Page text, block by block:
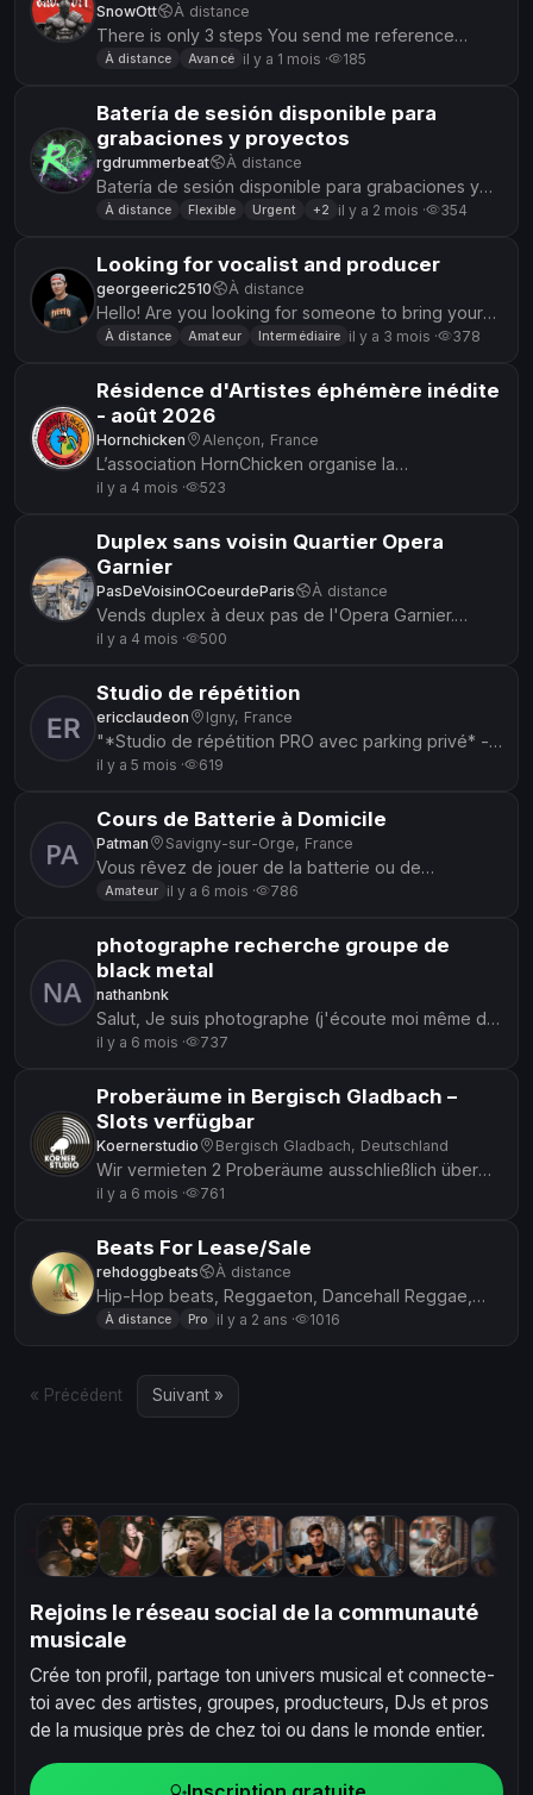
SnowOtt À distance
There is only 3 steps You send me reference
music(s) you describe me what you want me to do
À distance Avancé il y a 1 mois · 185
Batería de sesión disponible para
grabaciones y proyectos
rgdrummerbeat À distance
Batería de sesión disponible para grabaciones y
proyectos Descripción: Soy batería y ofrezco
À distance Flexible Urgent +2 il y a 2 mois · 354
Looking for vocalist and producer
georgeeric2510 À distance
Hello! Are you looking for someone to bring your
lyrics to life with the right emotion. I am a singer
À distance Amateur Intermédiaire il y a 3 mois · 378
Résidence d'Artistes éphémère inédite
- août 2026
Hornchicken Alençon, France
L’association HornChicken organise la
6ème édition de sa résidence d'Artistes. S’y
il y a 4 mois · 523
Duplex sans voisin Quartier Opera
Garnier
PasDeVoisinOCoeurdeParis À distance
Vends duplex à deux pas de l'Opera Garnier.
Calme absolu. Pas de voisin. Possibilité de répéter
il y a 4 mois · 500
Studio de répétition
ericclaudeon Igny, France
"*Studio de répétition PRO avec parking privé* -
*Sas d'entrée* (30m²) + *Studio insonorisé* -
il y a 5 mois · 619
Cours de Batterie à Domicile
Patman Savigny-sur-Orge, France
Vous rêvez de jouer de la batterie ou de
perfectionner votre groove ? Je propose des
Amateur il y a 6 mois · 786
photographe recherche groupe de
black metal
nathanbnk
Salut, Je suis photographe (j'écoute moi même du
black metal) et je cherche un groupe de black
il y a 6 mois · 737
Proberäume in Bergisch Gladbach –
Slots verfügbar
Koernerstudio Bergisch Gladbach, Deutschland
Wir vermieten 2 Proberäume ausschließlich über
Tages-Slots (bis 17 Uhr) und Abend-Slots (ab 17
il y a 6 mois · 761
Beats For Lease/Sale
rehdoggbeats À distance
Hip-Hop beats, Reggaeton, Dancehall Reggae,
Alternative, EDM, Trap, and more. Stand out from
À distance Pro il y a 2 ans · 1016
« Précédent Suivant »
Rejoins le réseau social de la communauté
musicale
Crée ton profil, partage ton univers musical et connecte-
toi avec des artistes, groupes, producteurs, DJs et pros
de la musique près de chez toi ou dans le monde entier.